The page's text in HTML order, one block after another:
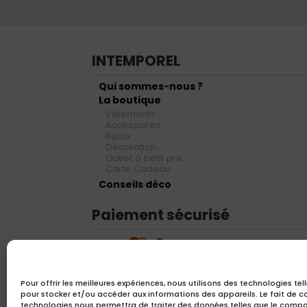
Pour offrir les meilleures expériences, nous utilisons des technologies
pour stocker et/ou accéder aux informations des appareils. Le fait de
INTEMPOREL
Qui sommes-nous ?
La boutique
Vêtements
Accessoires
Bijoux
Décoration
Outlet à petit prix
Carte Cadeau
Conseils déco
Paiement sécurisé